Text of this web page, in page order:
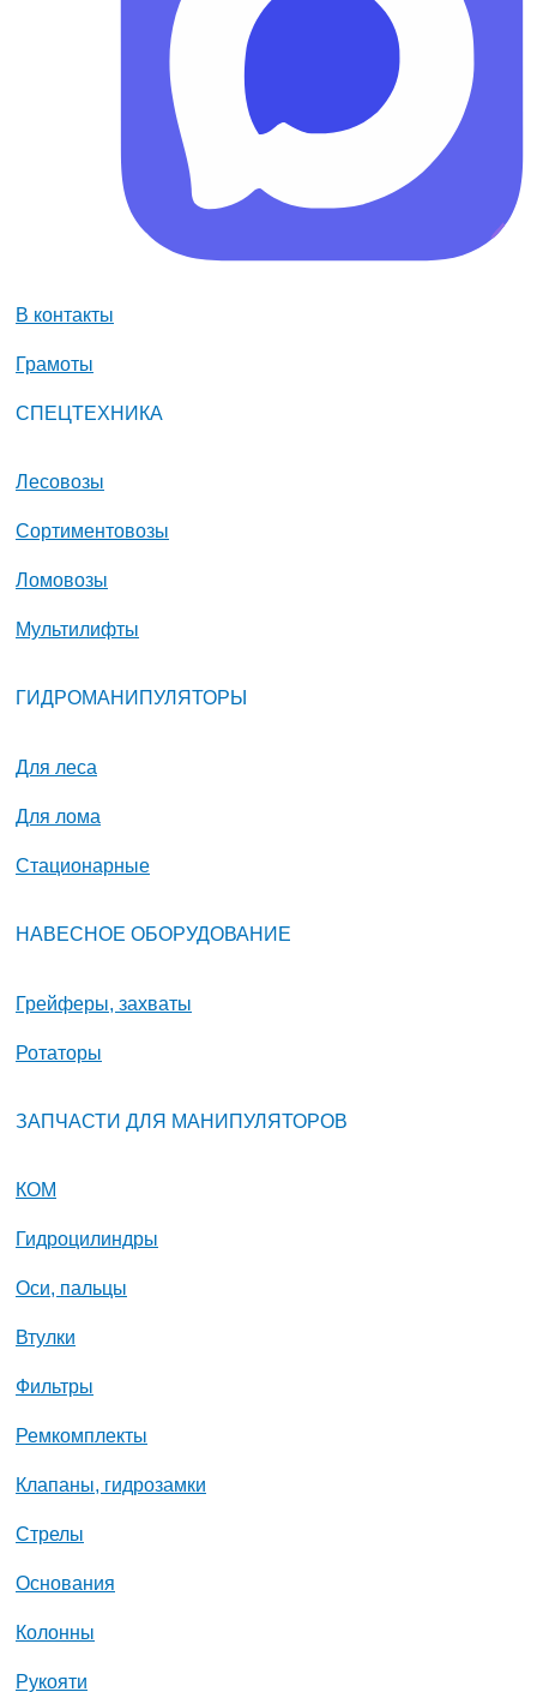
В контакты
Грамоты
СПЕЦТЕХНИКА
Лесовозы
Сортиментовозы
Ломовозы
Мультилифты
ГИДРОМАНИПУЛЯТОРЫ
Для леса
Для лома
Стационарные
НАВЕСНОЕ ОБОРУДОВАНИЕ
Грейферы, захваты
Ротаторы
ЗАПЧАСТИ ДЛЯ МАНИПУЛЯТОРОВ
КОМ
Гидроцилиндры
Оси, пальцы
Втулки
Фильтры
Ремкомплекты
Клапаны, гидрозамки
Стрелы
Основания
Колонны
Рукояти